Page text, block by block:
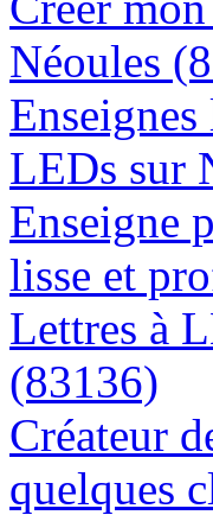
Néoules
LEDs sur
Enseigne
lisse et
Lettres à
(83136)
Créateur
quelques